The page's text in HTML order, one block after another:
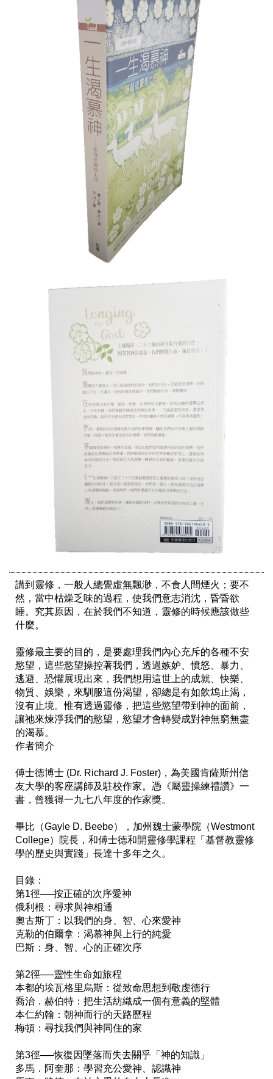
講到靈修，一般人總覺虛無飄渺，不食人間煙火；要不
然，當中枯燥乏味的過程，使我們意志消沈，昏昏欲
睡。究其原因，在於我們不知道，靈修的時候應該做些
什麼。
靈修最主要的目的，是要處理我們內心充斥的各種不安
慾望，這些慾望操控著我們，透過嫉妒、憤怒、暴力、
逃避、恐懼展現出來，我們想用這世上的成就、快樂、
物質、娛樂，來馴服這份渴望，卻總是有如飲鴆止渴，
沒有止境。惟有透過靈修，把這些慾望帶到神的面前，
讓祂來煉淨我們的慾望，慾望才會轉變成對神無窮無盡
的渴慕。
作者簡介
傅士德博士 (Dr. Richard J. Foster)，為美國肯薩斯州信
友大學的客座講師及駐校作家。憑《屬靈操練禮讚》一
書，曾獲得一九七八年度的作家獎。
畢比（Gayle D. Beebe），加州魏士蒙學院（Westmont
College）院長，和傅士德和開靈修學課程「基督教靈修
學的歷史與實踐」長達十多年之久。
目錄：
第1徑──按正確的次序愛神
俄利根：尋求與神相通
奧古斯丁：以我們的身、智、心來愛神
克勒的伯爾拿：渴慕神與上行的純愛
巴斯：身、智、心的正確次序
第2徑──靈性生命如旅程
本都的埃瓦格里烏斯：從致命思想到敬虔德行
喬治．赫伯特：把生活紡織成一個有意義的堅體
本仁約翰：朝神而行的天路歷程
梅頓：尋找我們與神同住的家
第3徑──恢復因墜落而失去關乎「神的知識」
多馬．阿奎那：學習充公愛神、認識神